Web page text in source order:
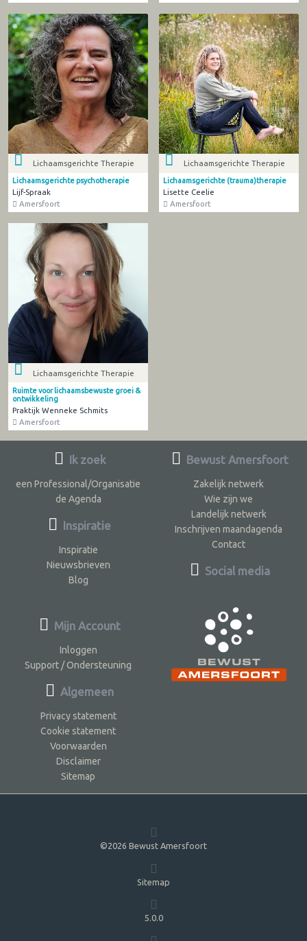
Lichaamsgerichte Therapie
Lichaamsgerichte psychotherapie
Lijf-Spraak
Amersfoort
Lichaamsgerichte Therapie
Lichaamsgerichte (trauma)therapie
Lisette Ceelie
Amersfoort
Lichaamsgerichte Therapie
Ruimte voor lichaamsbewuste groei &
ontwikkeling
Praktijk Wenneke Schmits
Amersfoort
Ik zoek
een Professional/Organisatie
de Agenda
Inspiratie
Inspiratie
Nieuwsbrieven
Blog
Bewust Amersfoort
Zakelijk netwerk
Wie zijn we
Landelijk netwerk
Inschrijven maandagenda
Contact
Social media
Mijn Account
Inloggen
Support / Ondersteuning
Algemeen
Privacy statement
Cookie statement
Voorwaarden
Disclaimer
Sitemap
©2026 Bewust Amersfoort
Sitemap
5.0.0